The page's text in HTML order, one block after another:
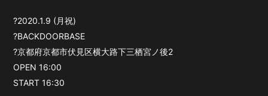
‪?2020.1.9 (月祝)‬
?BACKDOORBASE
?京都府京都市伏見区横大路下三栖宮ノ後2
OPEN ‪16:00
‪START 16:30